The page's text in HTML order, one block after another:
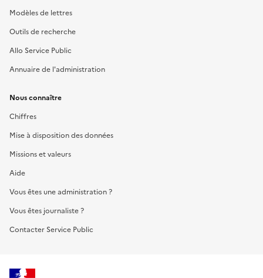
Modèles de lettres
Outils de recherche
Allo Service Public
Annuaire de l'administration
Nous connaître
Chiffres
Mise à disposition des données
Missions et valeurs
Aide
Vous êtes une administration ?
Vous êtes journaliste ?
Contacter Service Public